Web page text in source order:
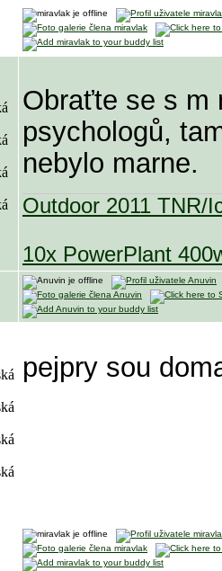
Obraťte se s m
psychologů,
nebylo marne.
Outdoor 2011 TNR/
10x PowerPlant
pejpry sou